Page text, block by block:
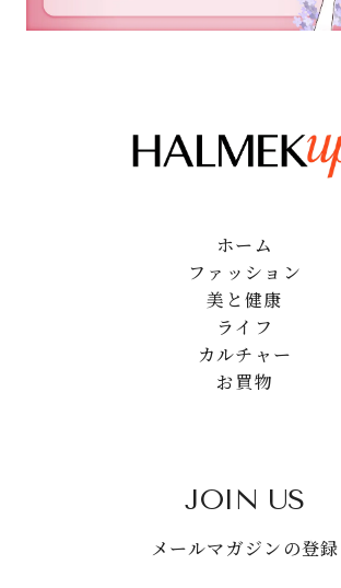
ホーム
ファッション
美と健康
ライフ
カルチャー
お買物
JOIN US
メールマガジンの登録